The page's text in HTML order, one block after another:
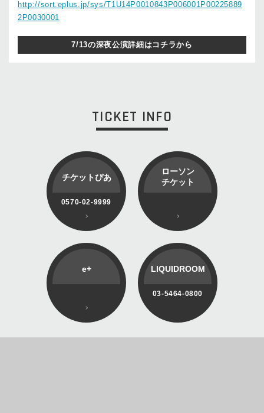
http://sort.eplus.jp/sys/T1U14P0010843P006001P00225889
2P0030001
7/13の深夜公演詳細はコチラから
TICKET INFO
チケットぴあ
0570-02-9999
ローソン
チケット
e+ LIQUIDROOM
03-5464-0800